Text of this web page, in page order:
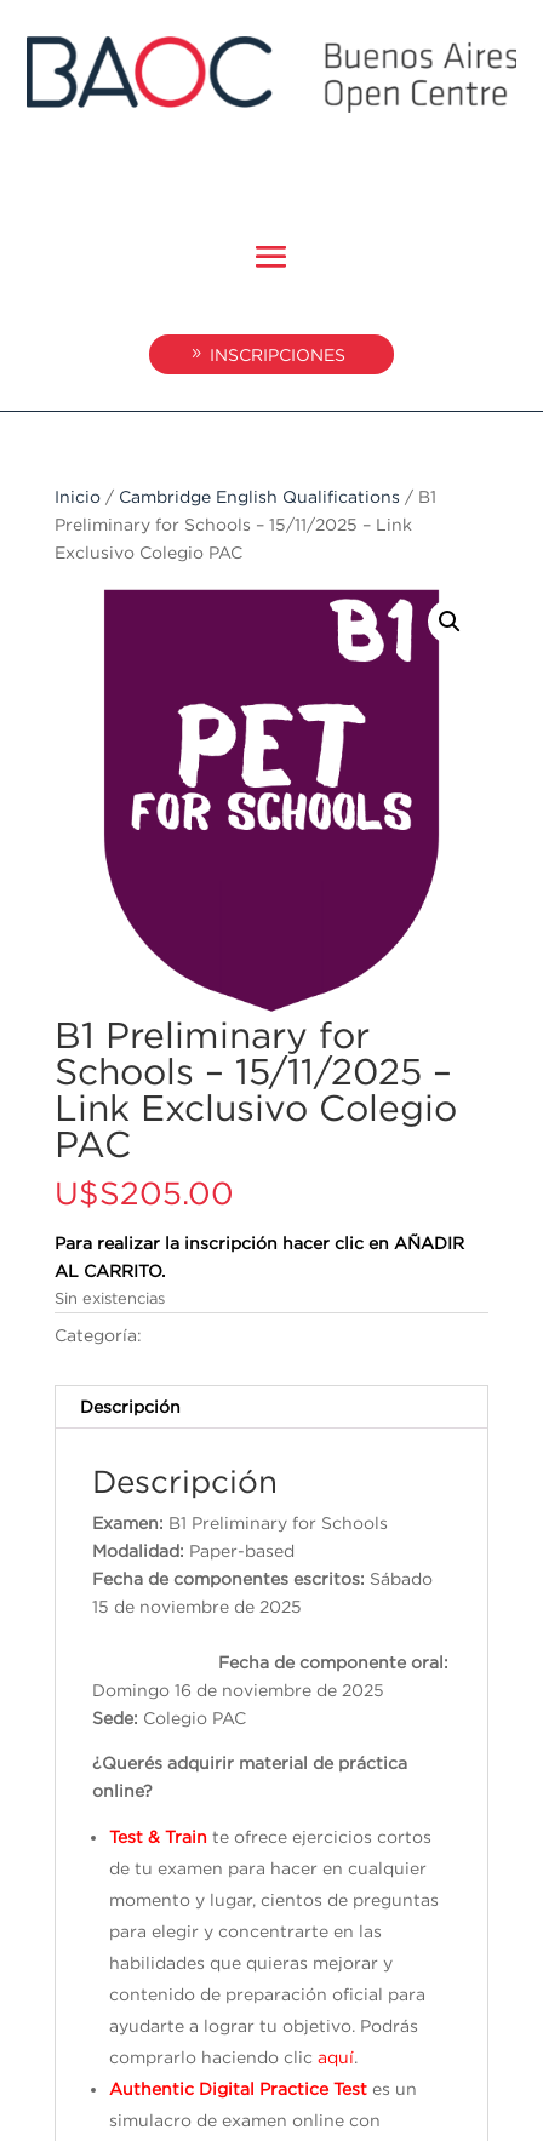
INSCRIPCIONES
Inicio/ Cambridge English Qualifications / B1
Preliminary for Schools – 15/11/2025 – Link
Exclusivo Colegio PAC
B1 Preliminary for
Schools – 15/11/2025 –
Link Exclusivo Colegio
PAC
U$S205.00
Para realizar la inscripción hacer clic en AÑADIR
AL CARRITO.
Sin existencias
Categoría:
Descripción
Descripción
Examen: B1 Preliminary for Schools
Modalidad: Paper-based
Fecha de componentes escritos: Sábado
15 de noviembre de 2025
Fecha de componente oral:
Domingo 16 de noviembre de 2025
Sede: Colegio PAC
¿Querés adquirir material de práctica
online?
Test & Train te ofrece ejercicios cortos
de tu examen para hacer en cualquier
momento y lugar, cientos de preguntas
para elegir y concentrarte en las
habilidades que quieras mejorar y
contenido de preparación oficial para
ayudarte a lograr tu objetivo. Podrás
comprarlo haciendo clic aquí.
Authentic Digital Practice Test es un
simulacro de examen online con